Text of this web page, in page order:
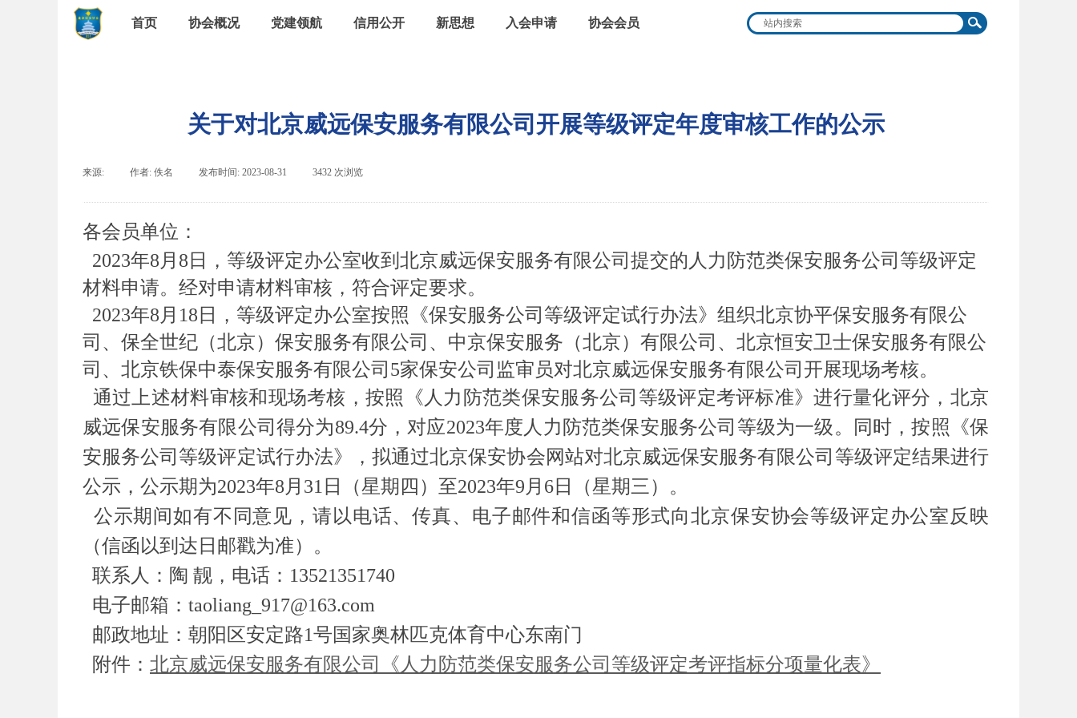
首页 协会概况 党建领航 信用公开 新思想 入会申请 协会会员
关于对北京威远保安服务有限公司开展等级评定年度审核工作的公示
来源: 作者: 佚名 发布时间: 2023-08-31 3432 次浏览
各会员单位：
2023年8月8日，等级评定办公室收到北京威远保安服务有限公司提交的人力防范类保安服务公司等级评定
材料申请。经对申请材料审核，符合评定要求。
2023年8月18日，等级评定办公室按照《保安服务公司等级评定试行办法》组织北京协平保安服务有限公
司、保全世纪（北京）保安服务有限公司、中京保安服务（北京）有限公司、北京恒安卫士保安服务有限公
司、北京铁保中泰保安服务有限公司5家保安公司监审员对北京威远保安服务有限公司开展现场考核。
通过上述材料审核和现场考核，按照《人力防范类保安服务公司等级评定考评标准》进行量化评分，北京
威远保安服务有限公司得分为89.4分，对应2023年度人力防范类保安服务公司等级为一级。同时，按照《保
安服务公司等级评定试行办法》，拟通过北京保安协会网站对北京威远保安服务有限公司等级评定结果进行
公示，公示期为2023年8月31日（星期四）至2023年9月6日（星期三）。
公示期间如有不同意见，请以电话、传真、电子邮件和信函等形式向北京保安协会等级评定办公室反映
（信函以到达日邮戳为准）。
联系人：陶 靓，电话：13521351740
电子邮箱：taoliang_917@163.com
邮政地址：朝阳区安定路1号国家奥林匹克体育中心东南门
附件： 北京威远保安服务有限公司《人力防范类保安服务公司等级评定考评指标分项量化表》